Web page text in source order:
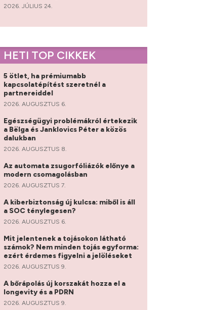
2026. JÚLIUS 24.
HETI TOP CIKKEK
5 ötlet, ha prémiumabb
kapcsolatépítést szeretnél a
partnereiddel
2026. AUGUSZTUS 6.
Egészségügyi problémákról értekezik
a Bëlga és Janklovics Péter a közös
dalukban
2026. AUGUSZTUS 8.
Az automata zsugorfóliázók előnye a
modern csomagolásban
2026. AUGUSZTUS 7.
A kiberbiztonság új kulcsa: miből is áll
a SOC ténylegesen?
2026. AUGUSZTUS 6.
Mit jelentenek a tojásokon látható
számok? Nem minden tojás egyforma:
ezért érdemes figyelni a jelöléseket
2026. AUGUSZTUS 9.
A bőrápolás új korszakát hozza el a
longevity és a PDRN
2026. AUGUSZTUS 9.